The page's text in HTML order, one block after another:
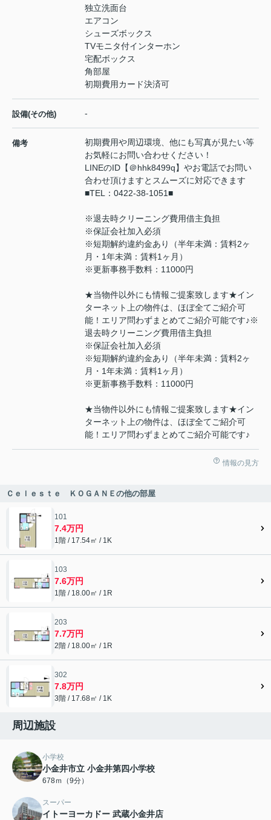
独立洗面台
エアコン
シューズボックス
TVモニタ付インターホン
宅配ボックス
角部屋
初期費用カード決済可
設備(その他) -
備考
初期費用や周辺環境、他にも写真が見たい等
お気軽にお問い合わせください！
LINEのID【＠hhk8499q】やお電話でお問い
合わせ頂けますとスムーズに対応できます
■TEL：0422-38-1051■
※退去時クリーニング費用借主負担
※保証会社加入必須
※短期解約違約金あり（半年未満：賃料2ヶ
月・1年未満：賃料1ヶ月）
※更新事務手数料：11000円
★当物件以外にも情報ご提案致します★イン
ターネット上の物件は、ほぼ全てご紹介可
能！エリア問わずまとめてご紹介可能です♪※
退去時クリーニング費用借主負担
※保証会社加入必須
※短期解約違約金あり（半年未満：賃料2ヶ
月・1年未満：賃料1ヶ月）
※更新事務手数料：11000円
★当物件以外にも情報ご提案致します★イン
ターネット上の物件は、ほぼ全てご紹介可
能！エリア問わずまとめてご紹介可能です♪
情報の見方
Ｃｅｌｅｓｔｅ ＫＯＧＡＮＥの他の部屋
101
7.4万円
1階 / 17.54㎡ / 1K
103
7.6万円
1階 / 18.00㎡ / 1R
203
7.7万円
2階 / 18.00㎡ / 1R
302
7.8万円
3階 / 17.68㎡ / 1K
周辺施設
小学校
小金井市立 小金井第四小学校
678ｍ（9分）
スーパー
イトーヨーカドー 武蔵小金井店